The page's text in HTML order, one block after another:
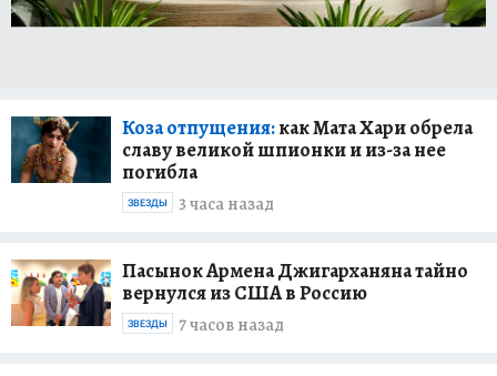
Коза отпущения:как Мата Хари обрела
славу великой шпионки и из-за нее
погибла
3 часа назад
ЗВЕЗДЫ
Пасынок Армена Джигарханяна тайно
вернулся из США в Россию
7 часов назад
ЗВЕЗДЫ